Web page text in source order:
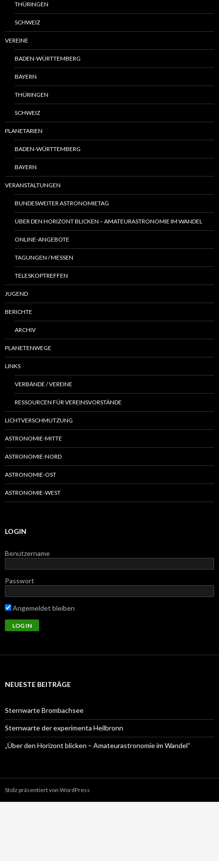
THÜRINGEN
SCHWEIZ
VEREINE
BADEN-WÜRTTEMBERG
BAYERN
THÜRINGEN
SCHWEIZ
PLANETARIEN
BADEN-WÜRTTEMBERG
BAYERN
VERANSTALTUNGEN
BUNDESWEITER ASTRONOMIETAG
ÜBER DEN HORIZONT BLICKEN – AMATEURASTRONOMIE IM WANDEL
ONLINE-ANGEBOTE
TAGUNGEN / MESSEN
TELESKOPTREFFEN
JUGEND
BERICHTE
ARCHIV
PLANETENWEGE
LINKS
VERBÄNDE / VEREINE
RESSOURCEN FÜR VEREINSVORSTÄNDE
LICHTVERSCHMUTZUNG
ASTRONOMIE-MITTE
ASTRONOMIE-NORD
ASTRONOMIE-OST
ASTRONOMIE-WEST
LOGIN
Benutzername
Passwort
Angemeldet bleiben
NEUESTE BEITRÄGE
Sternwarte Brombachsee
Sternwarte der experimenta Heilbronn
„Über den Horizont blicken – Amateurastronomie im Wandel“
Stolz präsentiert von WordPress